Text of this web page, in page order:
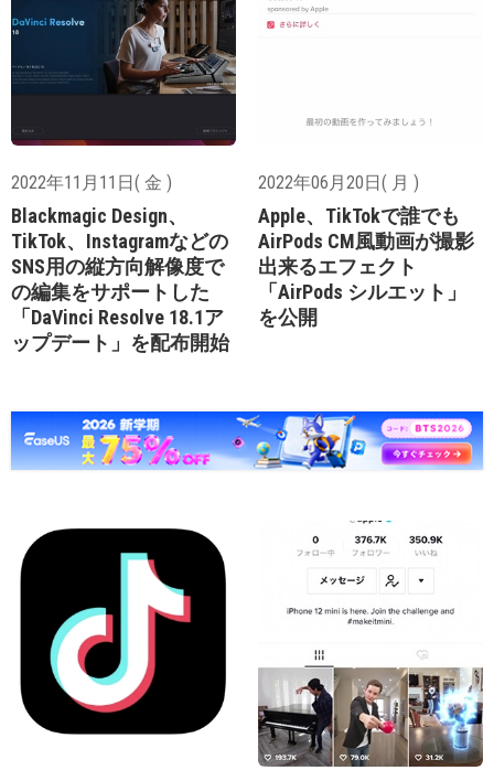
2022年11月11日( 金 )
Blackmagic Design、
TikTok、Instagramなどの
SNS用の縦方向解像度で
の編集をサポートした
「DaVinci Resolve 18.1ア
ップデート」を配布開始
2022年06月20日( 月 )
Apple、TikTokで誰でも
AirPods CM風動画が撮影
出来るエフェクト
「AirPods シルエット」
を公開